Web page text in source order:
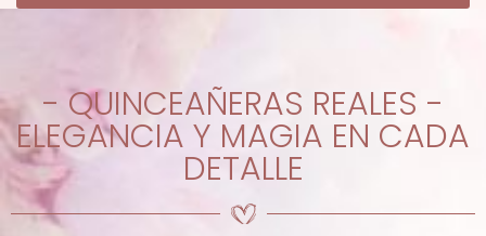
- QUINCEAÑERAS REALES -
ELEGANCIA Y MAGIA EN CADA
DETALLE